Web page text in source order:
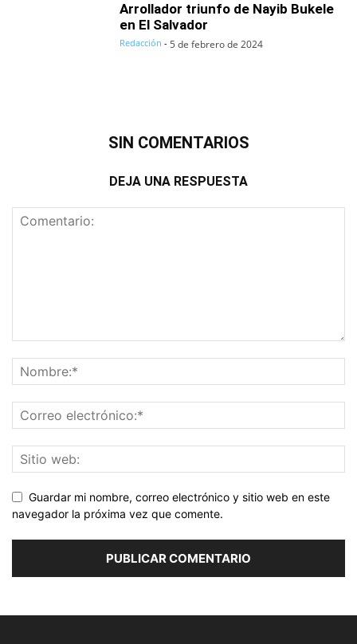
Arrollador triunfo de Nayib Bukele
en El Salvador
Redacción - 5 de febrero de 2024
SIN COMENTARIOS
DEJA UNA RESPUESTA
Guardar mi nombre, correo electrónico y sitio web en este
navegador la próxima vez que comente.